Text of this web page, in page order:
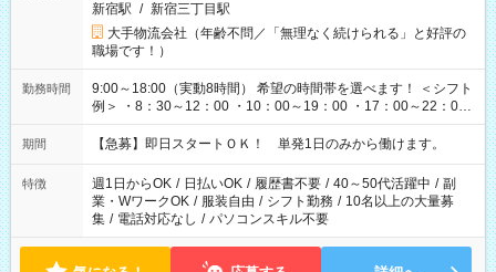
新宿駅 / 新宿三丁目駅
大手物流会社（年齢不問／「無理なく続けられる」と好評の
職場です！）
勤務時間
9:00～18:00（実動8時間） 希望の時間帯を選べます！ ＜シフト
例＞ ・8：30～12：00 ・10：00～19：00 ・17：00～22：00
・13：00～22：00 ・22：00～翌6：00 など
期間 【急募】即日スタートＯＫ！ 単発1日のみから働けます。
特徴 週1日からOK / 日払いOK / 履歴書不要 / 40～50代活躍中 / 副
業・WワークOK / 服装自由 / シフト勤務 / 10名以上の大量募
集 / 電話対応なし / パソコンスキル不要